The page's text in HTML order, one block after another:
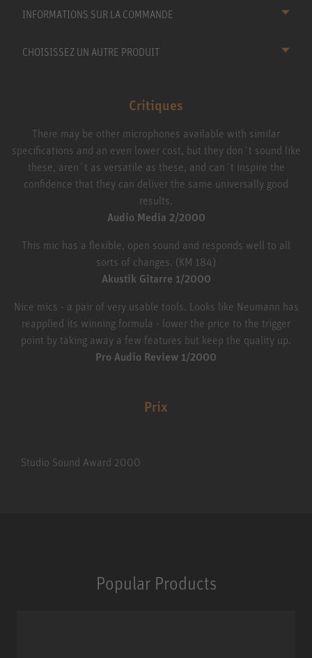
INFORMATIONS SUR LA COMMANDE
CHOISISSEZ UN AUTRE PRODUIT
Critiques
There may be other microphones available with similar
specifications and an even lower cost, but they don´t sound like
these, aren´t as versatile as these, and can´t inspire the
confidence that they can deliver the same universally good
results.
Audio Media 2/2000
This mic has a flexible, open sound and responds well to all
sorts of changes. (KM 184)
Akustik Gitarre 1/2000
Nice mics - a pair of very usable tools. Looks like Neumann has
reapplied its winning formula - lower the price to the trigger
point by taking away a few features but keep the quality up.
Pro Audio Review 1/2000
Prix
Studio Sound Award 2000
Popular Products